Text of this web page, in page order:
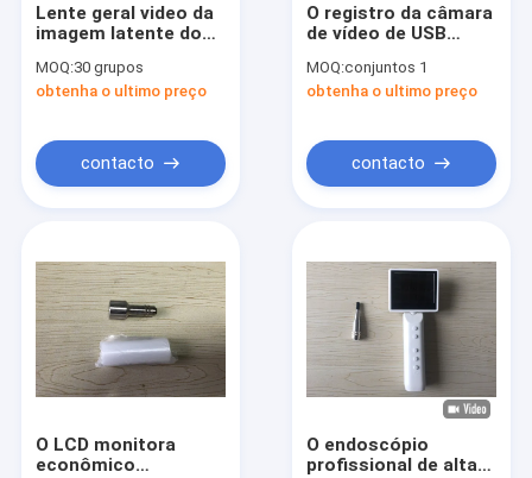
Produtos
Sobre nós
Excursão da fábrica
Lente geral video da
imagem latente do
inspeção da orelha
de Digitas do cartão
garganta
MOQ:30 grupos
obtenha o ultimo preço
contacto
O registro da câmara
de vídeo de USB
Otoscope video
Rhinoscope de
MOQ:conjuntos 1
obtenha o ultimo preço
contacto
O LCD monitora
econômico
O endoscópio
profissional de alta